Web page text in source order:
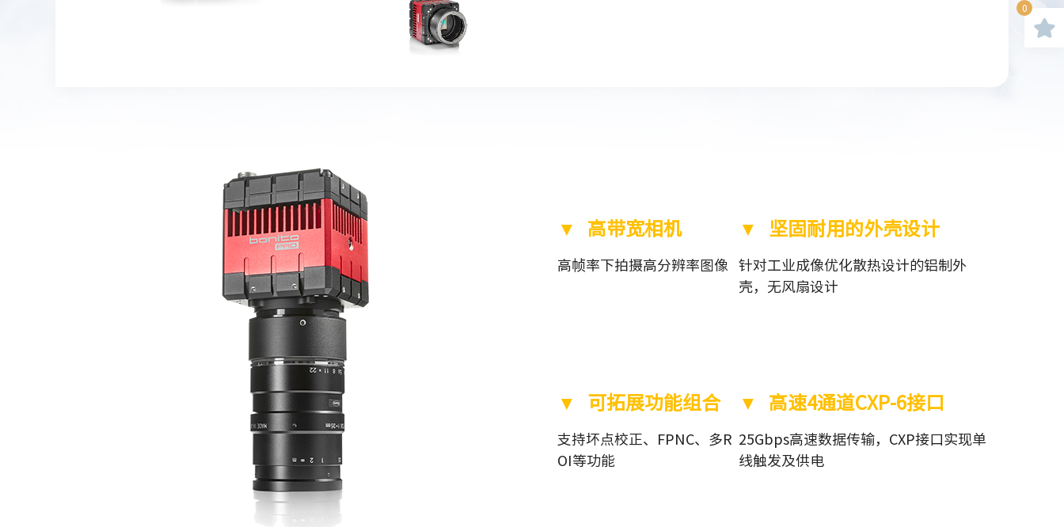
▼ 高带宽相机
高帧率下拍摄高分辨率图像
▼ 坚固耐用的外壳设计
针对工业成像优化散热设计的铝制外
壳，无风扇设计
▼ 可拓展功能组合
支持坏点校正、FPNC、多R
OI等功能
▼ 高速4通道CXP-6接口
25Gbps高速数据传输，CXP接口实现单
线触发及供电
0